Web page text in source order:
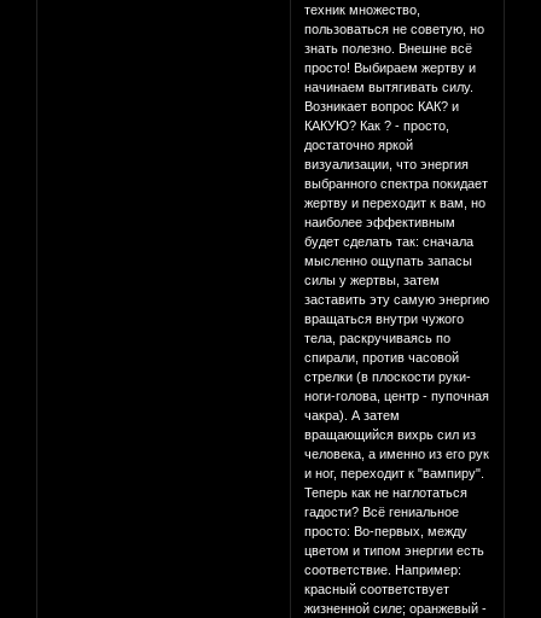
техник множество,
пользоваться не советую, но
знать полезно. Внешне всё
просто! Выбираем жертву и
начинаем вытягивать силу.
Возникает вопрос КАК? и
КАКУЮ? Как ? - просто,
достаточно яркой
визуализации, что энергия
выбранного спектра покидает
жертву и переходит к вам, но
наиболее эффективным
будет сделать так: сначала
мысленно ощупать запасы
силы у жертвы, затем
заставить эту самую энергию
вращаться внутри чужого
тела, раскручиваясь по
спирали, против часовой
стрелки (в плоскости руки-
ноги-голова, центр - пупочная
чакра). А затем
вращающийся вихрь сил из
человека, а именно из его рук
и ног, переходит к "вампиру".
Теперь как не наглотаться
гадости? Всё гениальное
просто: Во-первых, между
цветом и типом энергии есть
соответствие. Например:
красный соответствует
жизненной силе; оранжевый -